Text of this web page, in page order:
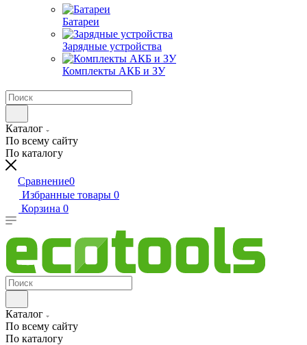
Батареи
Зарядные устройства
Комплекты АКБ и ЗУ
Каталог
По всему сайту
По каталогу
Сравнение0
Избранные товары 0
Корзина 0
Каталог
По всему сайту
По каталогу